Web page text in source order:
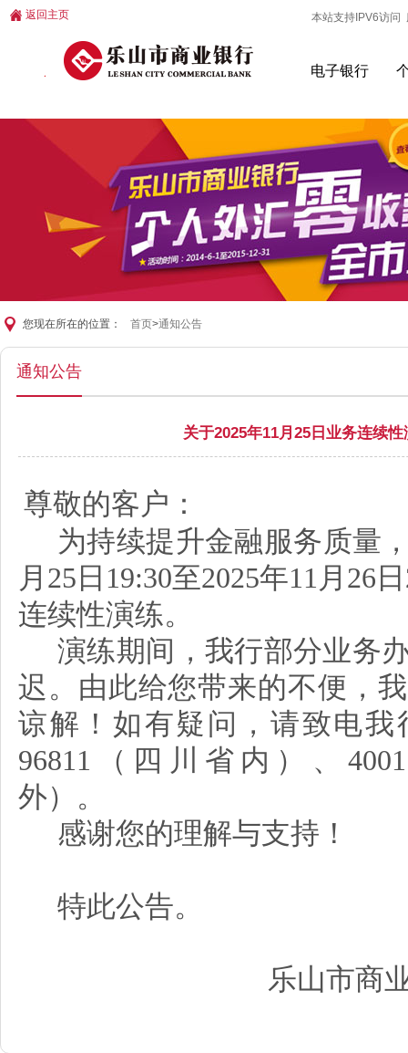
返回主页 本站支持IPV6访问
电子银行
您现在所在的位置： 首页>通知公告
通知公告
关于2025年11月25日业务连续
尊敬的客户 ：
为持续提升金融服务质量
月 25 日 19:30至2025年11 月 26 日
连续性演练。
演练期间，我行部分业务
迟。由此给您带来的不便，
谅解！如有疑问，请致电我
96811（四川省内）、
外）。
感谢您的理解与支持！
特此公告。
乐山市商